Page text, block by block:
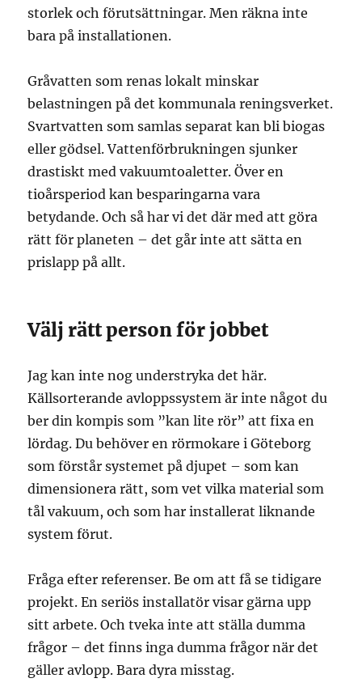
storlek och förutsättningar. Men räkna inte
bara på installationen.
Gråvatten som renas lokalt minskar
belastningen på det kommunala reningsverket.
Svartvatten som samlas separat kan bli biogas
eller gödsel. Vattenförbrukningen sjunker
drastiskt med vakuumtoaletter. Över en
tioårsperiod kan besparingarna vara
betydande. Och så har vi det där med att göra
rätt för planeten – det går inte att sätta en
prislapp på allt.
Välj rätt person för jobbet
Jag kan inte nog understryka det här.
Källsorterande avloppssystem är inte något du
ber din kompis som ”kan lite rör” att fixa en
lördag. Du behöver en rörmokare i Göteborg
som förstår systemet på djupet – som kan
dimensionera rätt, som vet vilka material som
tål vakuum, och som har installerat liknande
system förut.
Fråga efter referenser. Be om att få se tidigare
projekt. En seriös installatör visar gärna upp
sitt arbete. Och tveka inte att ställa dumma
frågor – det finns inga dumma frågor när det
gäller avlopp. Bara dyra misstag.